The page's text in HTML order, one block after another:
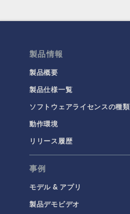
製品情報
製品概要
製品仕様一覧
ソフトウェアライセンスの種類
動作環境
リリース履歴
事例
モデル & アプリ
製品デモビデオ